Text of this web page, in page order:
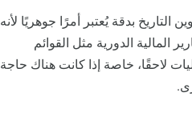
التاريخ بدقة يُعتبر أمرًا جوهريًا لأنه
الدورية مثل القوائم
لاحقًا، خاصة إذا كانت هناك حاجة